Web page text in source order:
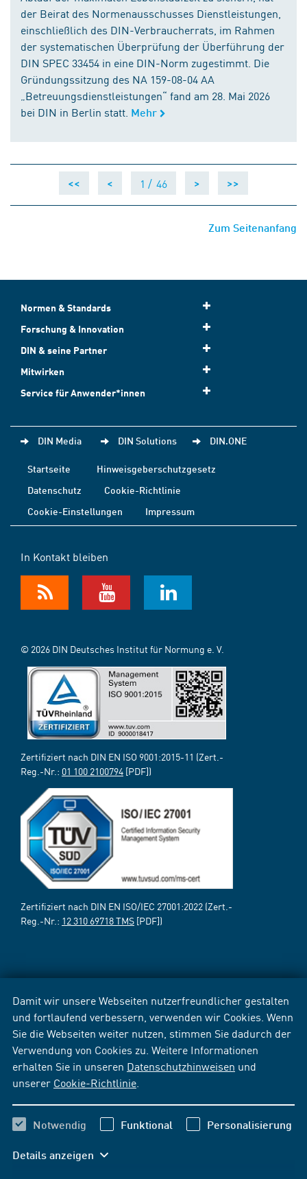
Damit wir unsere Webseiten nutzerfreundlicher gestalten
und fortlaufend verbessern, verwenden wir Cookies. Wenn
Sie die Webseiten weiter nutzen, stimmen Sie dadurch der
Verwendung von Cookies zu. Weitere Informationen
erhalten Sie in unseren Datenschutzhinweisen und
unserer Cookie-Richtlinie
Notwendig Funktional Personalisierung
Details anzeigen
der Beirat des Normenausschusses Dienstleistungen,
einschließlich des DIN-Verbraucherrats, im Rahmen
der systematischen Überprüfung der Überführung der
DIN SPEC 33454 in eine DIN-Norm zugestimmt. Die
Gründungssitzung des NA 159-08-04 AA
„Betreuungsdienstleistungen“ fand am 28. Mai 2026
bei DIN in Berlin statt. Mehr
<< < 1 / 46 > >>
Zum Seitenanfang
Normen & Standards
Forschung & Innovation
DIN & seine Partner
Mitwirken
Service für Anwender*innen
DIN Media DIN Solutions DIN.ONE
Startseite
Hinweisgeberschutzgesetz
Datenschutz
Cookie-Richtlinie
Cookie-Einstellungen
Impressum
In Kontakt bleiben
© 2026 DIN Deutsches Institut für Normung e. V.
Zertifiziert nach DIN EN ISO 9001:2015-11 (Zert.-
Reg.-Nr.: 01 100 2100794 [PDF])
Zertifiziert nach DIN EN ISO/IEC 27001:2022 (Zert.-
Reg.-Nr.: 12 310 69718 TMS [PDF])